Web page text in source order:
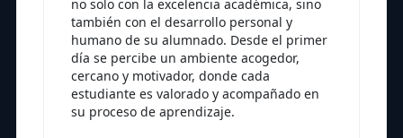
no solo con la excelencia académica, sino
también con el desarrollo personal y
humano de su alumnado. Desde el primer
día se percibe un ambiente acogedor,
cercano y motivador, donde cada
estudiante es valorado y acompañado en
su proceso de aprendizaje.